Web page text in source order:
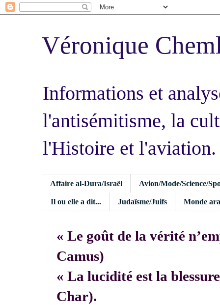
Véronique
Informations et
l'antisémitisme, la
l'Histoire et l'aviation.
Affaire al-Dura/Israël Avion/Mode/Science/
Il ou elle a dit... Judaïsme/Juifs Monde
« Le goût de la vérité
Camus)
« La lucidité est la
Char).